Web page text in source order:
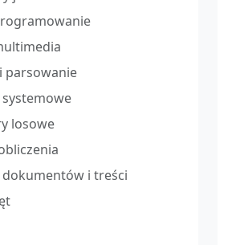
parsowanie
losowe
dokumentów i treści